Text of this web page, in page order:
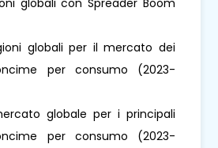
globali per il mercato dei
per consumo (2023-
globale per i principali
per consumo (2023-